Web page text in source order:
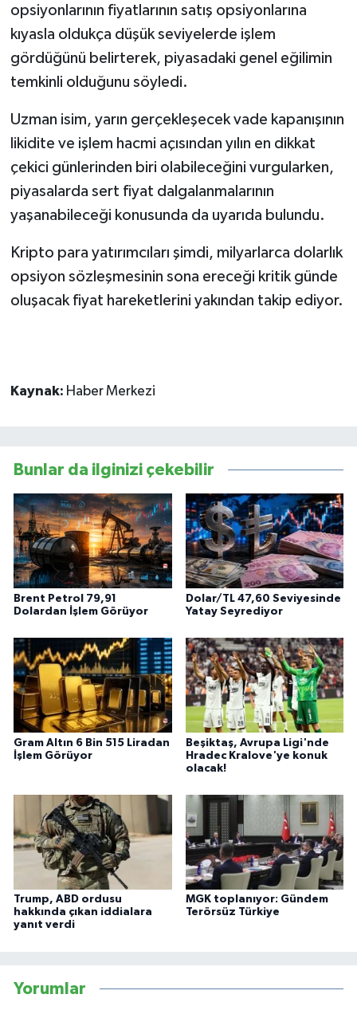
opsiyonlarının fiyatlarının satış opsiyonlarına
kıyasla oldukça düşük seviyelerde işlem
gördüğünü belirterek, piyasadaki genel eğilimin
temkinli olduğunu söyledi.
Uzman isim, yarın gerçekleşecek vade kapanışının
likidite ve işlem hacmi açısından yılın en dikkat
çekici günlerinden biri olabileceğini vurgularken,
piyasalarda sert fiyat dalgalanmalarının
yaşanabileceği konusunda da uyarıda bulundu.
Kripto para yatırımcıları şimdi, milyarlarca dolarlık
opsiyon sözleşmesinin sona ereceği kritik günde
oluşacak fiyat hareketlerini yakından takip ediyor.
Kaynak: Haber Merkezi
Bunlar da ilginizi çekebilir
Brent Petrol 79,91
Dolardan İşlem Görüyor
Dolar/TL 47,60 Seviyesinde
Yatay Seyrediyor
Gram Altın 6 Bin 515 Liradan
İşlem Görüyor
Beşiktaş, Avrupa Ligi'nde
Hradec Kralove'ye konuk
olacak!
Trump, ABD ordusu
hakkında çıkan iddialara
yanıt verdi
MGK toplanıyor: Gündem
Terörsüz Türkiye
Yorumlar